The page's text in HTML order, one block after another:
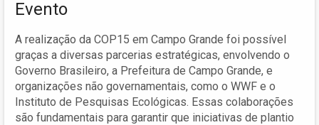
Evento
A realização da COP15 em Campo Grande foi possível
graças a diversas parcerias estratégicas, envolvendo o
Governo Brasileiro, a Prefeitura de Campo Grande, e
organizações não governamentais, como o WWF e o
Instituto de Pesquisas Ecológicas. Essas colaborações
são fundamentais para garantir que iniciativas de plantio